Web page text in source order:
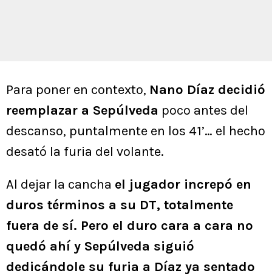
Para poner en contexto, Nano Díaz decidió
reemplazar a Sepúlveda poco antes del
descanso, puntalmente en los 41’… el hecho
desató la furia del volante.
Al dejar la cancha el jugador increpó en
duros términos a su DT, totalmente
fuera de sí. Pero el duro cara a cara no
quedó ahí y Sepúlveda siguió
dedicándole su furia a Díaz ya sentado